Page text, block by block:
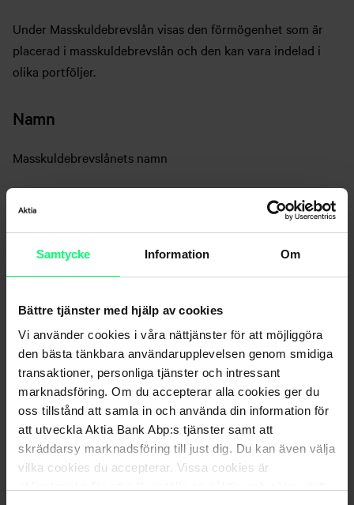
Samtycke Information Om
Bättre tjänster med hjälp av cookies
Vi använder cookies i våra nättjänster för att möjliggöra
den bästa tänkbara användarupplevelsen genom smidiga
transaktioner, personliga tjänster och intressant
marknadsföring. Om du accepterar alla cookies ger du
oss tillstånd att samla in och använda din information för
att utveckla Aktia Bank Abp:s tjänster samt att
skräddarsy marknadsföring till just dig. Du kan även välja
vilka cookies du accepterar. Vissa cookies är
Under Masskuldebrevslån visas den förmögenhet som är
placerad i masskuldebrevslån och den kan vara indelad i
olika portföljer.
Namn
Masskuldebrevslånets namn
Antal
Anskaffningsvärde
Anskaffningsvärdet för masskuldebrevslånet. Informationen
visas ifall alla anskaffningspriserna finns till Aktias
kännedom.
Pris
Det senaste tillgängliga värdet för masskuldebrevslånet.